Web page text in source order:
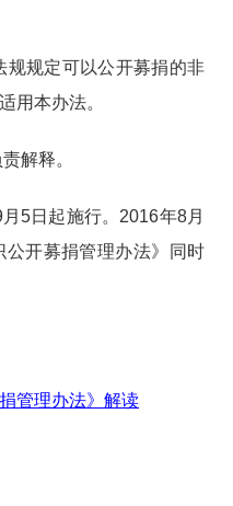
规规定可以公开募捐的非
用本办法。
解释。
5日起施行。2016年8月
开募捐管理办法》同时
管理办法》解读